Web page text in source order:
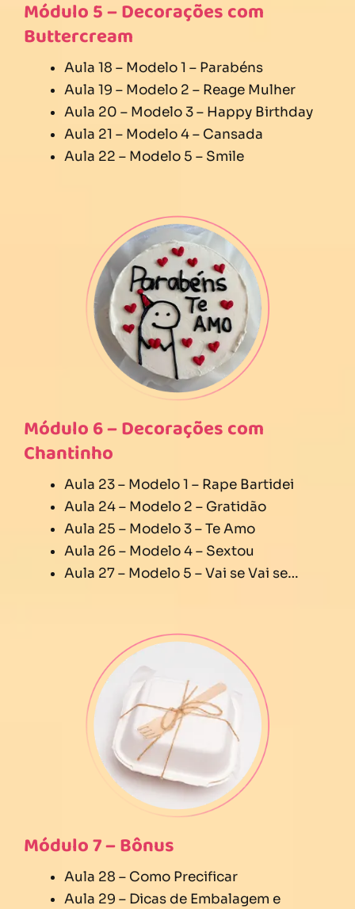
Módulo 5 – Decorações com
Buttercream
Aula 18 – Modelo 1 – Parabéns
Aula 19 – Modelo 2 – Reage Mulher
Aula 20 – Modelo 3 – Happy Birthday
Aula 21 – Modelo 4 – Cansada
Aula 22 – Modelo 5 – Smile
Módulo 6 – Decorações com
Chantinho
Aula 23 – Modelo 1 – Rape Bartidei
Aula 24 – Modelo 2 – Gratidão
Aula 25 – Modelo 3 – Te Amo
Aula 26 – Modelo 4 – Sextou
Aula 27 – Modelo 5 – Vai se Vai se…
Módulo 7 – Bônus
Aula 28 – Como Precificar
Aula 29 – Dicas de Embalagem e